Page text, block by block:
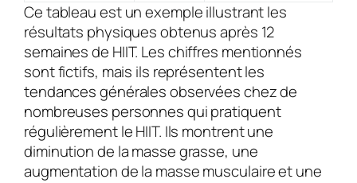
Ce tableau est un exemple illustrant les
résultats physiques obtenus après 12
semaines de HIIT. Les chiffres mentionnés
sont fictifs, mais ils représentent les
tendances générales observées chez de
nombreuses personnes qui pratiquent
régulièrement le HIIT. Ils montrent une
diminution de la masse grasse, une
augmentation de la masse musculaire et une